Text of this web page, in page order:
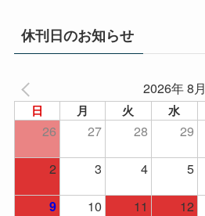
イ
ブ
休刊日のお知らせ
2026年 8月
日 月 火 水
26 27 28 29
2
3 4 5
9 10 11 12